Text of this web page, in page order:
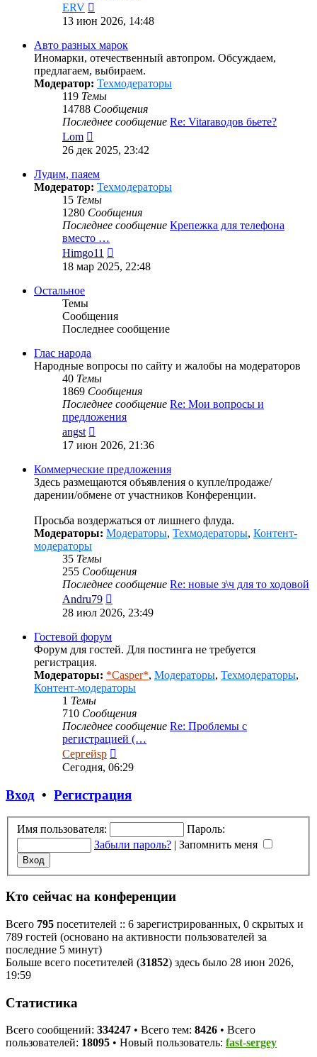
ERV
к
сообщению
13 июн 2026, 14:48
Авто разных марок
Иномарки, отечественный автопром. Обсуждаем,
предлагаем, выбираем.
Модератор: Техмодераторы
119 Темы
14788 Сообщения
Последнее сообщение Re: Vitaraводов бьете?
Lom
к
сообщению
26 дек 2025, 23:42
Лудим, паяем
Модератор: Техмодераторы
15 Темы
1280 Сообщения
Последнее сообщение Крепежка для телефона
вместо …
Himgo11
к
18 мар 2025, 22:48
Остальное
Темы
Сообщения
Последнее сообщение
Глас народа
Народные вопросы по сайту и жалобы на модераторов
40 Темы
1869 Сообщения
Последнее сообщение Re: Мои вопросы и
предложения
angst
к
сообщению
17 июн 2026, 21:36
Коммерческие предложения
Здесь размещаются объявления о купле/продаже/
дарении/обмене от участников Конференции.
Просьба воздержаться от лишнего флуда.
Модераторы: Модераторы, Техмодераторы, Контент-
модераторы
35 Темы
255 Сообщения
Последнее сообщение Re: новые з\ч для то ходовой
Andru79
к
28 июл 2026, 23:49
Гостевой форум
Форум для гостей. Для постинга не требуется
регистрация.
Модераторы: *Casper*, Модераторы, Техмодераторы,
Контент-модераторы
1 Темы
710 Сообщения
Последнее сообщение Re: Проблемы с
регистрацией (…
Сергейsp
к
Сегодня, 06:29
Вход • Регистрация
Имя пользователя:
Пароль:
Забыли пароль? | Запомнить меня
Кто сейчас на конференции
Всего 795 посетителей :: 6 зарегистрированных, 0 скрытых и
789 гостей (основано на активности пользователей за
последние 5 минут)
Больше всего посетителей (31852) здесь было 28 июн 2026,
19:59
Статистика
Всего сообщений: 334247 • Всего тем: 8426 • Всего
пользователей: 18095 • Новый пользователь: fast-sergey